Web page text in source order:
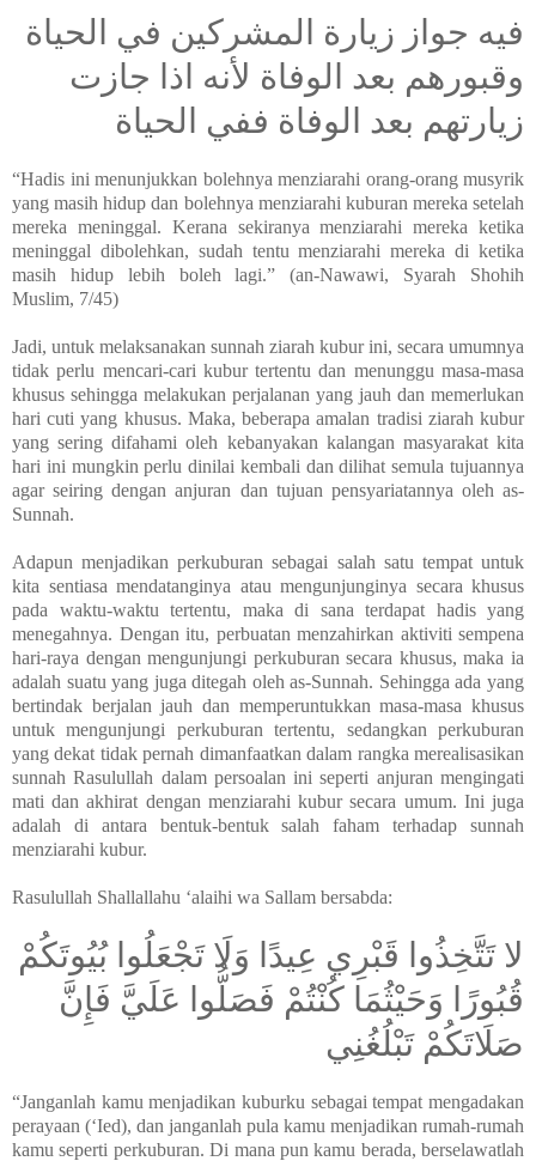
فيه جواز زيارة المشركين في الحياة
وقبورهم بعد الوفاة لأنه اذا جازت
زيارتهم بعد الوفاة ففي الحياة
“Hadis ini menunjukkan bolehnya menziarahi orang-orang musyrik
yang masih hidup dan bolehnya menziarahi kuburan mereka setelah
mereka meninggal. Kerana sekiranya menziarahi mereka ketika
meninggal dibolehkan, sudah tentu menziarahi mereka di ketika
masih hidup lebih boleh lagi.” (an-Nawawi, Syarah Shohih
Muslim, 7/45)
Jadi, untuk melaksanakan sunnah ziarah kubur ini, secara umumnya
tidak perlu mencari-cari kubur tertentu dan menunggu masa-masa
khusus sehingga melakukan perjalanan yang jauh dan memerlukan
hari cuti yang khusus. Maka, beberapa amalan tradisi ziarah kubur
yang sering difahami oleh kebanyakan kalangan masyarakat kita
hari ini mungkin perlu dinilai kembali dan dilihat semula tujuannya
agar seiring dengan anjuran dan tujuan pensyariatannya oleh as-
Sunnah.
Adapun menjadikan perkuburan sebagai salah satu tempat untuk
kita sentiasa mendatanginya atau mengunjunginya secara khusus
pada waktu-waktu tertentu, maka di sana terdapat hadis yang
menegahnya. Dengan itu, perbuatan menzahirkan aktiviti sempena
hari-raya dengan mengunjungi perkuburan secara khusus, maka ia
adalah suatu yang juga ditegah oleh as-Sunnah. Sehingga ada yang
bertindak berjalan jauh dan memperuntukkan masa-masa khusus
untuk mengunjungi perkuburan tertentu, sedangkan perkuburan
yang dekat tidak pernah dimanfaatkan dalam rangka merealisasikan
sunnah Rasulullah dalam persoalan ini seperti anjuran mengingati
mati dan akhirat dengan menziarahi kubur secara umum. Ini juga
adalah di antara bentuk-bentuk salah faham terhadap sunnah
menziarahi kubur.
Rasulullah Shallallahu ‘alaihi wa Sallam bersabda:
لا تَتَّخِذُوا قَبْرِي عِيدًا وَلَا تَجْعَلُوا بُيُوتَكُمْ
قُبُورًا وَحَيْثُمَا كُنْتُمْ فَصَلُّوا عَلَيَّ فَإِنَّ
صَلَاتَكُمْ تَبْلُغُنِي
“Janganlah kamu menjadikan kuburku sebagai tempat mengadakan
perayaan (‘Ied), dan janganlah pula kamu menjadikan rumah-rumah
kamu seperti perkuburan. Di mana pun kamu berada, berselawatlah